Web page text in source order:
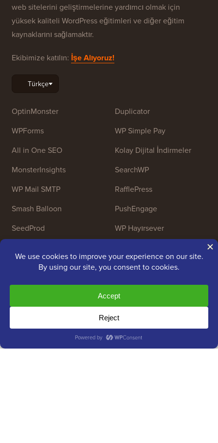
web sitelerini geliştirmelerine yardımcı olmak için
yüksek kaliteli WordPress eğitimleri ve diğer eğitim
kaynaklarını sağlamaktır.
Ekibimize katılın: İşe Alıyoruz!
OptinMonster
WPForms
All in One SEO
MonsterInsights
WP Mail SMTP
Smash Balloon
SeedProd
Duplicator
WP Simple Pay
Kolay Dijital İndirmeler
SearchWP
RafflePress
PushEngage
WP Hayırsever
Telif Hakkı © 2009 - 2026 WPBeginner LLC. Tüm Hakları
Saklıdır. WPBeginner®, tescilli bir ticari markadır.
Tarafından Yönetilmektedir |
SiteGroundTarafından WordPress barındırmaWordPress